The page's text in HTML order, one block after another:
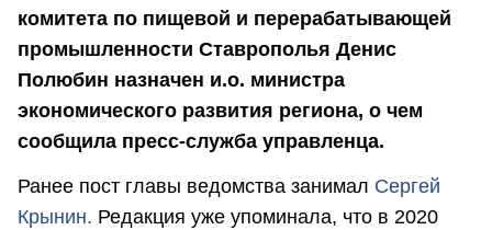
комитета по пищевой и перерабатывающей
промышленности Ставрополья Денис
Полюбин назначен и.о. министра
экономического развития региона, о чем
сообщила пресс-служба управленца.
Ранее пост главы ведомства занимал Сергей
Крынин. Редакция уже упоминала, что в 2020